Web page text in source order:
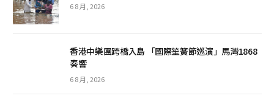
6 8 月, 2026
香港中樂團跨橋入島 「國際笙簧節巡演」馬灣1868
奏響
6 8 月, 2026